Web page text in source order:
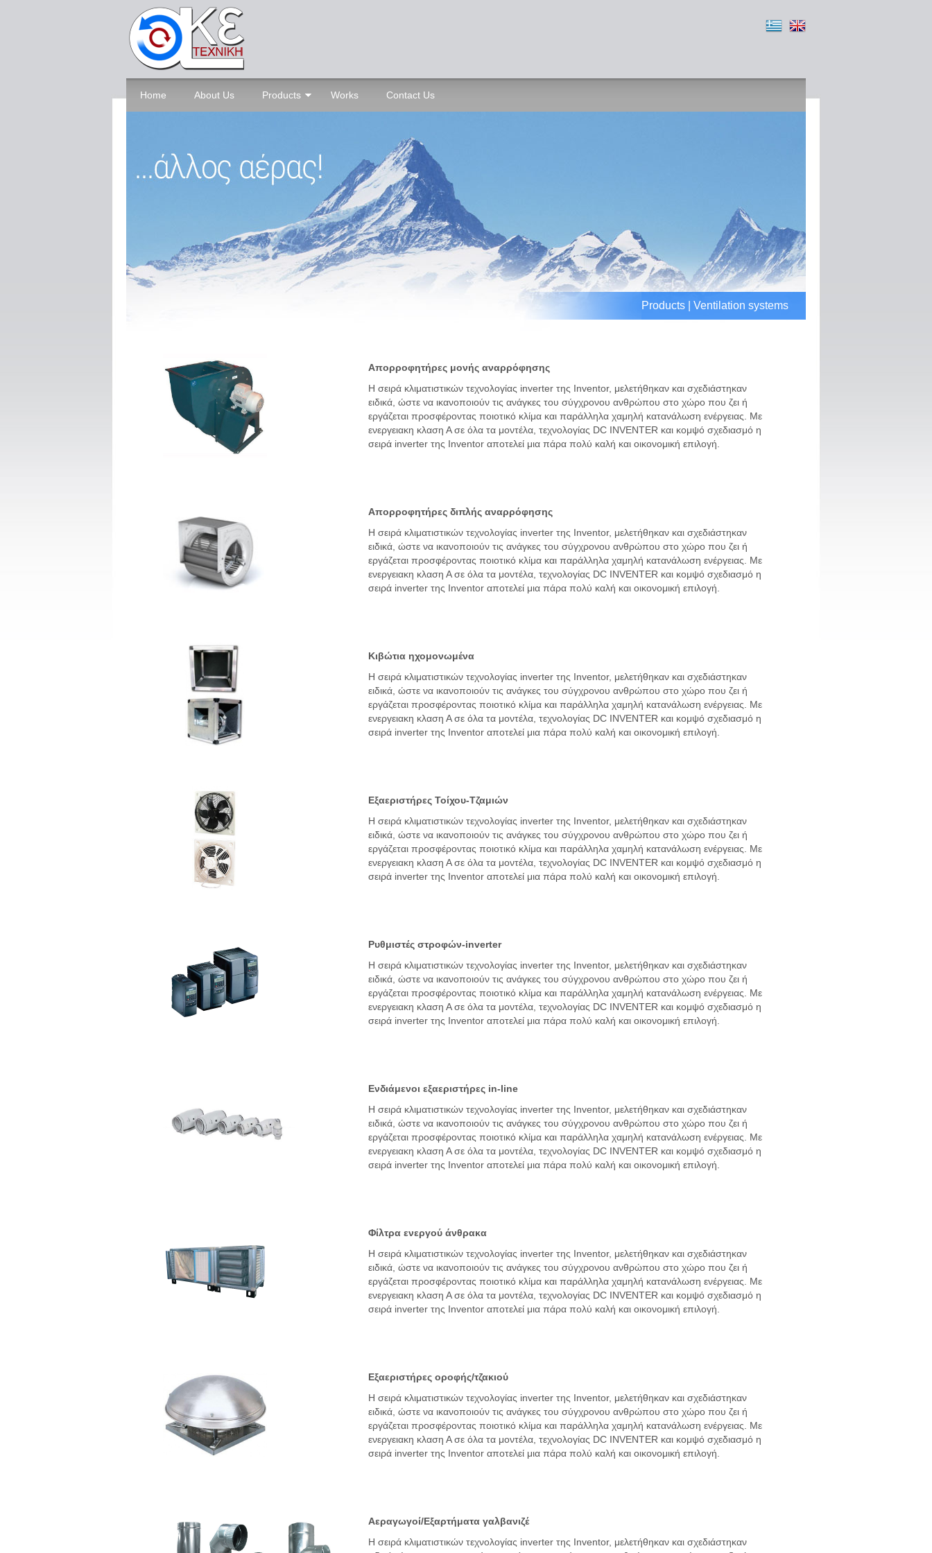
Home About Us Products Works Contact Us
Products | Ventilation systems
Απορροφητήρες μονής αναρρόφησης
Η σειρά κλιματιστικών τεχνολογίας inverter της Ιnventor, μελετήθηκαν και σχεδιάστηκαν
ειδικά, ώστε να ικανοποιούν τις ανάγκες του σύγχρονου ανθρώπου στο χώρο που ζει ή
εργάζεται προσφέροντας ποιοτικό κλίμα και παράλληλα χαμηλή κατανάλωση ενέργειας. Με
ενεργειακη κλαση Α σε όλα τα μοντέλα, τεχνολογίας DC INVENTER και κομψό σχεδιασμό η
σειρά inverter της Ιnventor αποτελεί μια πάρα πολύ καλή και οικονομική επιλογή.
Απορροφητήρες διπλής αναρρόφησης
Η σειρά κλιματιστικών τεχνολογίας inverter της Ιnventor, μελετήθηκαν και σχεδιάστηκαν
ειδικά, ώστε να ικανοποιούν τις ανάγκες του σύγχρονου ανθρώπου στο χώρο που ζει ή
εργάζεται προσφέροντας ποιοτικό κλίμα και παράλληλα χαμηλή κατανάλωση ενέργειας. Με
ενεργειακη κλαση Α σε όλα τα μοντέλα, τεχνολογίας DC INVENTER και κομψό σχεδιασμό η
σειρά inverter της Ιnventor αποτελεί μια πάρα πολύ καλή και οικονομική επιλογή.
Κιβώτια ηχομονωμένα
Η σειρά κλιματιστικών τεχνολογίας inverter της Ιnventor, μελετήθηκαν και σχεδιάστηκαν
ειδικά, ώστε να ικανοποιούν τις ανάγκες του σύγχρονου ανθρώπου στο χώρο που ζει ή
εργάζεται προσφέροντας ποιοτικό κλίμα και παράλληλα χαμηλή κατανάλωση ενέργειας. Με
ενεργειακη κλαση Α σε όλα τα μοντέλα, τεχνολογίας DC INVENTER και κομψό σχεδιασμό η
σειρά inverter της Ιnventor αποτελεί μια πάρα πολύ καλή και οικονομική επιλογή.
Εξαεριστήρες Τοίχου-Τζαμιών
Η σειρά κλιματιστικών τεχνολογίας inverter της Ιnventor, μελετήθηκαν και σχεδιάστηκαν
ειδικά, ώστε να ικανοποιούν τις ανάγκες του σύγχρονου ανθρώπου στο χώρο που ζει ή
εργάζεται προσφέροντας ποιοτικό κλίμα και παράλληλα χαμηλή κατανάλωση ενέργειας. Με
ενεργειακη κλαση Α σε όλα τα μοντέλα, τεχνολογίας DC INVENTER και κομψό σχεδιασμό η
σειρά inverter της Ιnventor αποτελεί μια πάρα πολύ καλή και οικονομική επιλογή.
Ρυθμιστές στροφών-inverter
Η σειρά κλιματιστικών τεχνολογίας inverter της Ιnventor, μελετήθηκαν και σχεδιάστηκαν
ειδικά, ώστε να ικανοποιούν τις ανάγκες του σύγχρονου ανθρώπου στο χώρο που ζει ή
εργάζεται προσφέροντας ποιοτικό κλίμα και παράλληλα χαμηλή κατανάλωση ενέργειας. Με
ενεργειακη κλαση Α σε όλα τα μοντέλα, τεχνολογίας DC INVENTER και κομψό σχεδιασμό η
σειρά inverter της Ιnventor αποτελεί μια πάρα πολύ καλή και οικονομική επιλογή.
Ενδιάμενοι εξαεριστήρες in-line
Η σειρά κλιματιστικών τεχνολογίας inverter της Ιnventor, μελετήθηκαν και σχεδιάστηκαν
ειδικά, ώστε να ικανοποιούν τις ανάγκες του σύγχρονου ανθρώπου στο χώρο που ζει ή
εργάζεται προσφέροντας ποιοτικό κλίμα και παράλληλα χαμηλή κατανάλωση ενέργειας. Με
ενεργειακη κλαση Α σε όλα τα μοντέλα, τεχνολογίας DC INVENTER και κομψό σχεδιασμό η
σειρά inverter της Ιnventor αποτελεί μια πάρα πολύ καλή και οικονομική επιλογή.
Φίλτρα ενεργού άνθρακα
Η σειρά κλιματιστικών τεχνολογίας inverter της Ιnventor, μελετήθηκαν και σχεδιάστηκαν
ειδικά, ώστε να ικανοποιούν τις ανάγκες του σύγχρονου ανθρώπου στο χώρο που ζει ή
εργάζεται προσφέροντας ποιοτικό κλίμα και παράλληλα χαμηλή κατανάλωση ενέργειας. Με
ενεργειακη κλαση Α σε όλα τα μοντέλα, τεχνολογίας DC INVENTER και κομψό σχεδιασμό η
σειρά inverter της Ιnventor αποτελεί μια πάρα πολύ καλή και οικονομική επιλογή.
Εξαεριστήρες οροφής/τζακιού
Η σειρά κλιματιστικών τεχνολογίας inverter της Ιnventor, μελετήθηκαν και σχεδιάστηκαν
ειδικά, ώστε να ικανοποιούν τις ανάγκες του σύγχρονου ανθρώπου στο χώρο που ζει ή
εργάζεται προσφέροντας ποιοτικό κλίμα και παράλληλα χαμηλή κατανάλωση ενέργειας. Με
ενεργειακη κλαση Α σε όλα τα μοντέλα, τεχνολογίας DC INVENTER και κομψό σχεδιασμό η
σειρά inverter της Ιnventor αποτελεί μια πάρα πολύ καλή και οικονομική επιλογή.
Αεραγωγοί/Εξαρτήματα γαλβανιζέ
Η σειρά κλιματιστικών τεχνολογίας inverter της Ιnventor, μελετήθηκαν και σχεδιάστηκαν